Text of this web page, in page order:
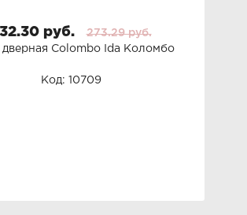
руб.
273.29 руб.
дверная Colombo Ida Коломбо
Код: 10709